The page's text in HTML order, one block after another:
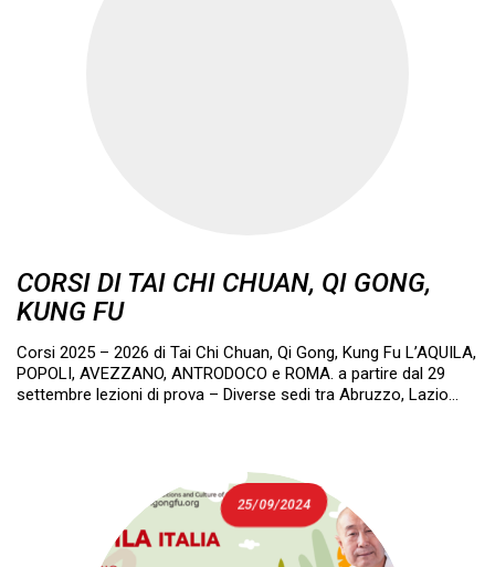
CORSI DI TAI CHI CHUAN, QI GONG,
KUNG FU
Corsi 2025 – 2026 di Tai Chi Chuan, Qi Gong, Kung Fu L’AQUILA,
POPOLI, AVEZZANO, ANTRODOCO e ROMA. a partire dal 29
settembre lezioni di prova – Diverse sedi tra Abruzzo, Lazio…
25/09/2024